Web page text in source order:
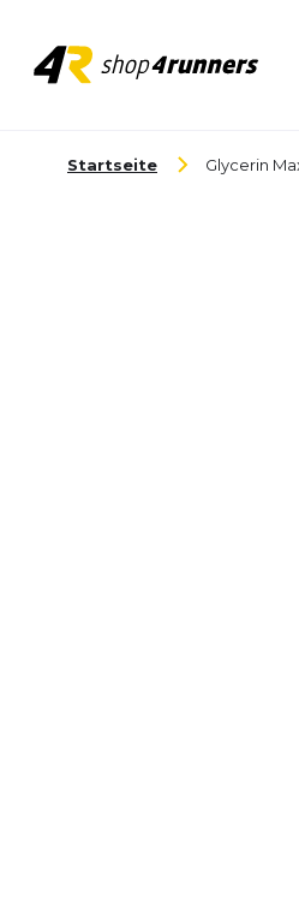
Startseite Glycerin